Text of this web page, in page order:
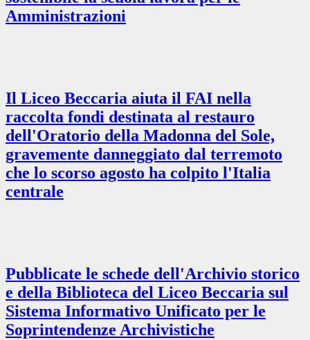
Amministrazioni
Il Liceo Beccaria aiuta il FAI nella
raccolta fondi destinata al restauro
dell'Oratorio della Madonna del Sole,
gravemente danneggiato dal terremoto
che lo scorso agosto ha colpito l'Italia
centrale
Pubblicate le schede dell'Archivio storico
e della Biblioteca del Liceo Beccaria sul
Sistema Informativo Unificato per le
Soprintendenze Archivistiche